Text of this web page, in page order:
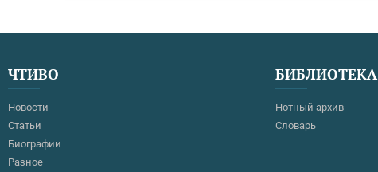
ЧТИВО
Новости
Статьи
Биографии
Разное
БИБЛИОТЕКА
Нотный архив
Словарь